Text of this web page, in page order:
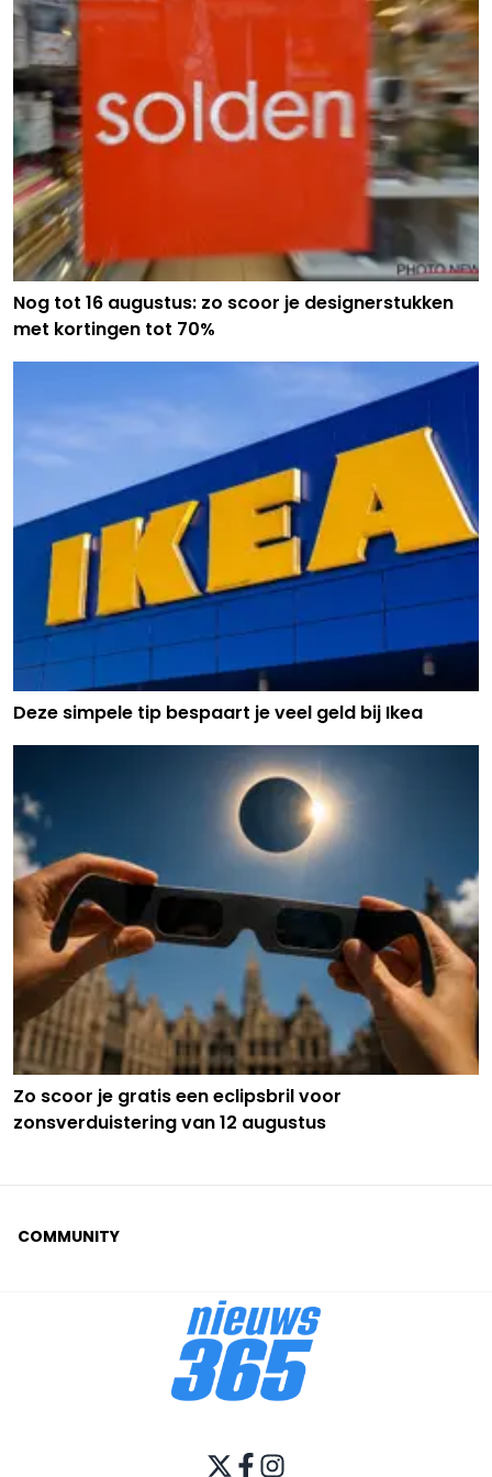
Nog tot 16 augustus: zo scoor je designerstukken
met kortingen tot 70%
Deze simpele tip bespaart je veel geld bij Ikea
Zo scoor je gratis een eclipsbril voor
zonsverduistering van 12 augustus
COMMUNITY